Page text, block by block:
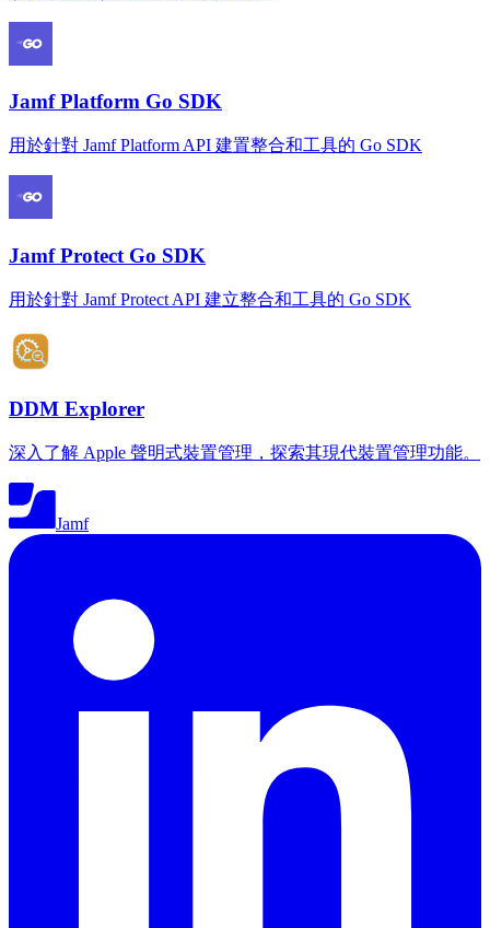
Jamf Platform Go SDK
用於針對 Jamf Platform API 建置整合和工具的 Go SDK
Jamf Protect Go SDK
用於針對 Jamf Protect API 建立整合和工具的 Go SDK
DDM Explorer
深入了解 Apple 聲明式裝置管理，探索其現代裝置管理功能。
Jamf